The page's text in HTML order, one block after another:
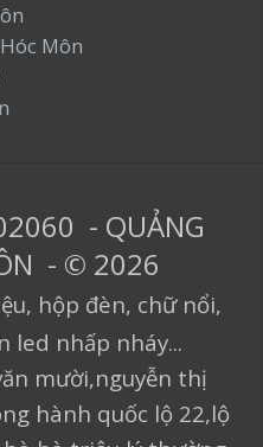
Môn
- QUẢNG
- © 2026
hộp đèn, chữ nổi,
led nhấp nháy...
mười,nguyễn thị
hành quốc lộ 22,lộ